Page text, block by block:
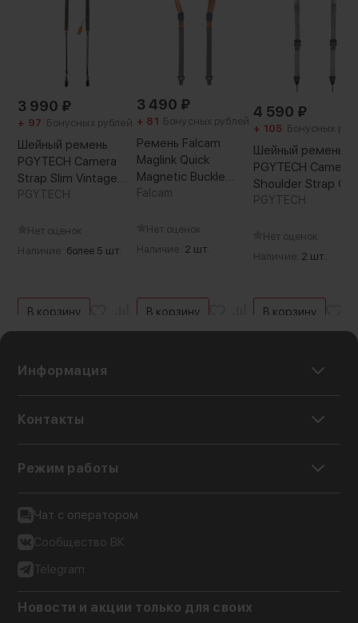
3 990 ₽
+ 97 Бонусных рублей
Шейный ремень
PGYTECH Camera
Strap Slim Vintage
Зелёный
PGYTECH
Нет оценок
Наличие: более 5 шт.
В корзину
3 490 ₽
+ 81 Бонусных рублей
Ремень Falcam
Maglink Quick
Magnetic Buckle
Shoulder Strap Plus
Falcam
Нет оценок
Наличие: 2 шт.
В корзину
4 590 ₽
+ 105 Бонусных
Шейный ремень
PGYTECH Camera
Shoulder Strap
PGYTECH
Нет оценок
Наличие: 2 шт.
В корзину
Информация
Контакты
Режим работы
Чат с оператором
Сообщество ВК
Telegram
Новости и акции только для своих